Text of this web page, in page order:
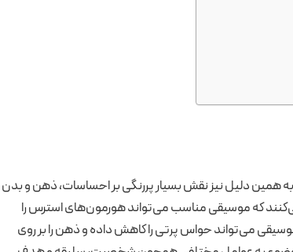
همین دلیل نیز نقش بسیار پررنگی بر احساسات، ذهن و بدن
که موسیقی مناسب می‌تواند هورمون‌های استرس را
می‌تواند حواس پرتی را کاهش داده و ذهن را بر روی